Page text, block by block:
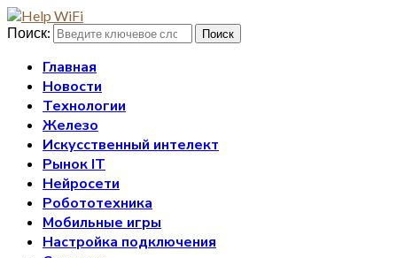
Поиск: Поиск
Главная
Новости
Технологии
Железо
Искусственный интелект
Рынок IT
Нейросети
Робототехника
Мобильные игры
Настройка подключения